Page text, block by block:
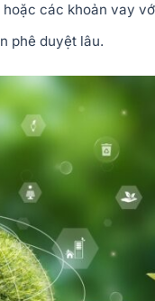
các khoản vay
phê duyệt lâu.